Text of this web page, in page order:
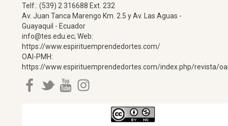
Telf.: (539) 2 316688 Ext. 232
Av. Juan Tanca Marengo Km. 2.5 y Av. Las Aguas -
Guayaquil - Ecuador
info@tes.edu.ec; Web:
https://www.espirituemprendedortes.com/
OAI-PMH:
https://www.espirituemprendedortes.com/index.php/revista/